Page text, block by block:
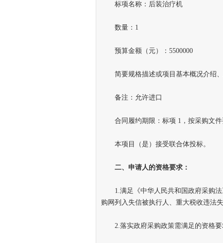
标项名称：后装治疗机
数量：1
预算金额（元）：5500000
简要规格描述或项目基本概况介绍、
备注：允许进口
合同履约期限：标项 1，按采购文件
本项目（是）接受联合体投标。
二、申请人的资格要求：
1.满足《中华人民共和国政府采购法
购网列入失信被执行人、重大税收违法
2.落实政府采购政策需满足的资格要